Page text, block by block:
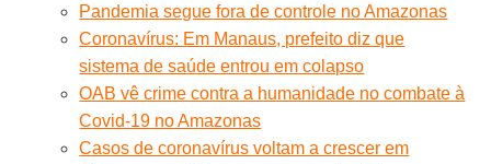
Pandemia segue fora de controle no Amazonas
Coronavírus: Em Manaus, prefeito diz que
sistema de saúde entrou em colapso
OAB vê crime contra a humanidade no combate à
Covid-19 no Amazonas
Casos de coronavírus voltam a crescer em